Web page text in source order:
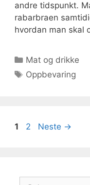
andre tidspunkt.
rabarbraen
hvordan man skal
Kategorier
Mat og drikke
Stikkord
Oppbevaring
Side
1 Side
2 Neste →
Søk